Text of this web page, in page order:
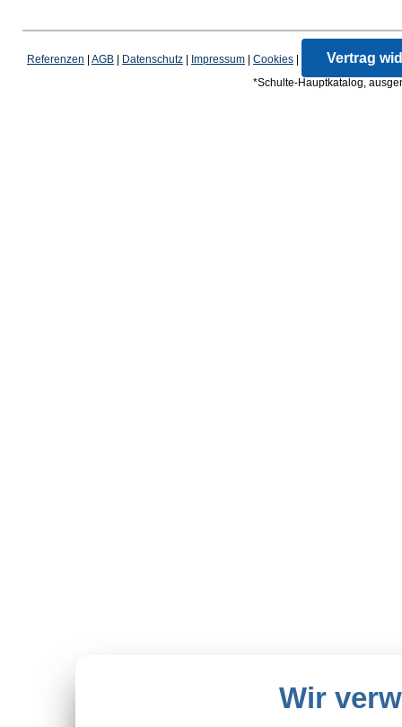
Referenzen AGB Datenschutz Impressum Cookies Vertrag
*Schulte-Hauptkatalog,
Wir